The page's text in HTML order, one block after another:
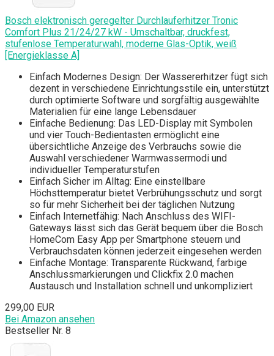
Bosch elektronisch geregelter Durchlauferhitzer Tronic
Comfort Plus 21/24/27 kW - Umschaltbar, druckfest,
stufenlose Temperaturwahl, moderne Glas-Optik, weiß
[Energieklasse A]
Einfach Modernes Design: Der Wassererhitzer fügt sich
dezent in verschiedene Einrichtungsstile ein, unterstützt
durch optimierte Software und sorgfältig ausgewählte
Materialien für eine lange Lebensdauer
Einfache Bedienung: Das LED-Display mit Symbolen
und vier Touch-Bedientasten ermöglicht eine
übersichtliche Anzeige des Verbrauchs sowie die
Auswahl verschiedener Warmwassermodi und
individueller Temperaturstufen
Einfach Sicher im Alltag: Eine einstellbare
Höchsttemperatur bietet Verbrühungsschutz und sorgt
so für mehr Sicherheit bei der täglichen Nutzung
Einfach Internetfähig: Nach Anschluss des WIFI-
Gateways lässt sich das Gerät bequem über die Bosch
HomeCom Easy App per Smartphone steuern und
Verbrauchsdaten können jederzeit eingesehen werden
Einfache Montage: Transparente Rückwand, farbige
Anschlussmarkierungen und Clickfix 2.0 machen
Austausch und Installation schnell und unkompliziert
299,00 EUR
Bei Amazon ansehen
Bestseller Nr. 8